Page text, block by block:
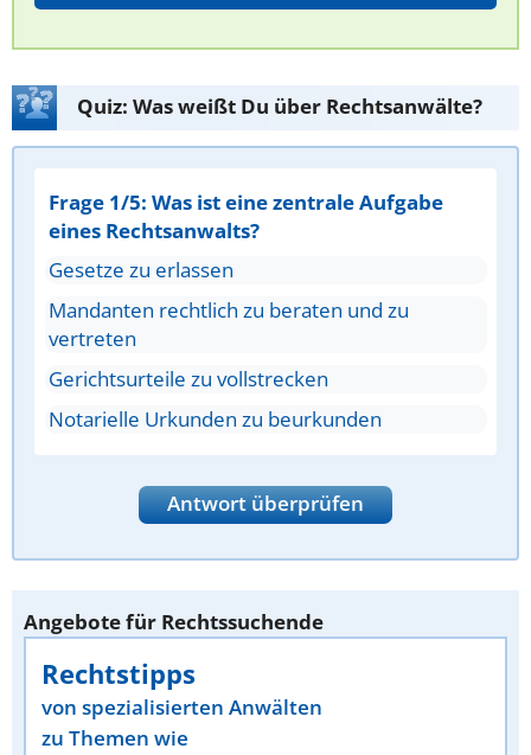
Quiz: Was weißt Du über Rechtsanwälte?
Frage 1/5: Was ist eine zentrale Aufgabe
eines Rechtsanwalts?
Gesetze zu erlassen
Mandanten rechtlich zu beraten und zu
vertreten
Gerichtsurteile zu vollstrecken
Notarielle Urkunden zu beurkunden
Antwort überprüfen
Angebote für Rechtssuchende
Rechtstipps
von spezialisierten Anwälten
zu Themen wie